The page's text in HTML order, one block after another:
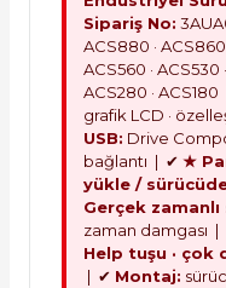
Sipariş No:
ACS880 · ACS860
ACS560 · ACS530
ACS280 ·
grafik LCD ·
USB: Drive
bağlantı | ✔ ★
yükle /
Gerçek
zaman damgası
Help tuşu · çok
| ✔ Montaj: